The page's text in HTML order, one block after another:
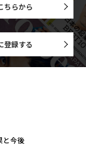
ちらから
登録する
と今後